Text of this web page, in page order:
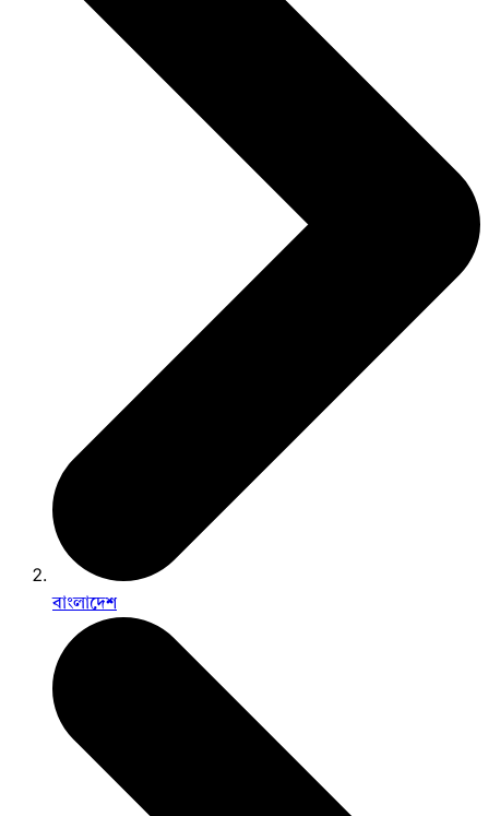
বাংলাদেশ